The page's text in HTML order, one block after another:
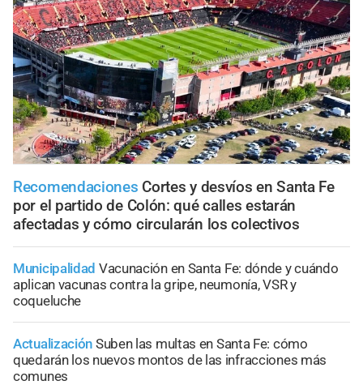
Recomendaciones Cortes y desvíos en Santa Fe
por el partido de Colón: qué calles estarán
afectadas y cómo circularán los colectivos
Municipalidad Vacunación en Santa Fe: dónde y cuándo
aplican vacunas contra la gripe, neumonía, VSR y
coqueluche
Actualización Suben las multas en Santa Fe: cómo
quedarán los nuevos montos de las infracciones más
comunes